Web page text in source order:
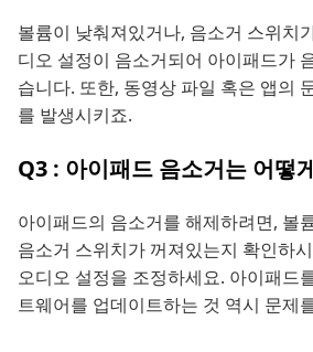
볼륨이 낮춰져있거나, 음소거 스위치
디오 설정이 음소거되어 아이패드가
습니다. 또한, 동영상 파일 혹은 앱의
를 발생시키죠.
Q3 : 아이패드 음소거는 어떻
아이패드의 음소거를 해제하려면, 볼
음소거 스위치가 꺼져있는지 확인하
오디오 설정을 조정하세요. 아이패드
트웨어를 업데이트하는 것 역시 문제